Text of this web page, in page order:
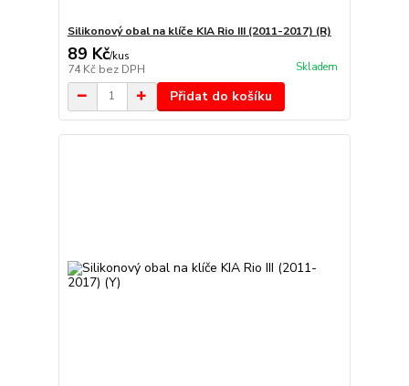
Silikonový obal na klíče KIA Rio III (2011-2017) (R)
89 Kč/kus
74 Kč bez DPH Skladem
Přidat do košíku